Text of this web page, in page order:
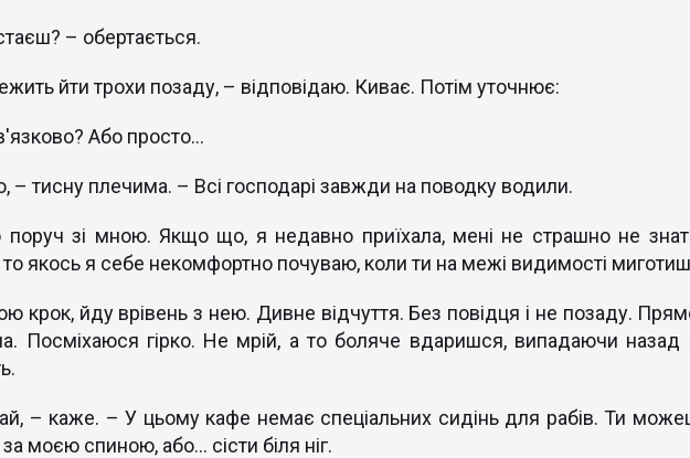
– обертається.
йти трохи позаду, – відповідаю. Киває. Потім уточнює:
Або просто...
– тисну плечима. – Всі господарі завжди на поводку водили.
зі мною. Якщо що, я недавно приїхала, мені не страшно не
якось я себе некомфортно почуваю, коли ти на межі видимості
крок, йду врівень з нею. Дивне відчуття. Без повідця і не позаду.
Посміхаюся гірко. Не мрій, а то боляче вдаришся, випадаючи назад
– каже. – У цьому кафе немає спеціальних сидінь для рабів. Ти
моєю спиною, або... сісти біля ніг.